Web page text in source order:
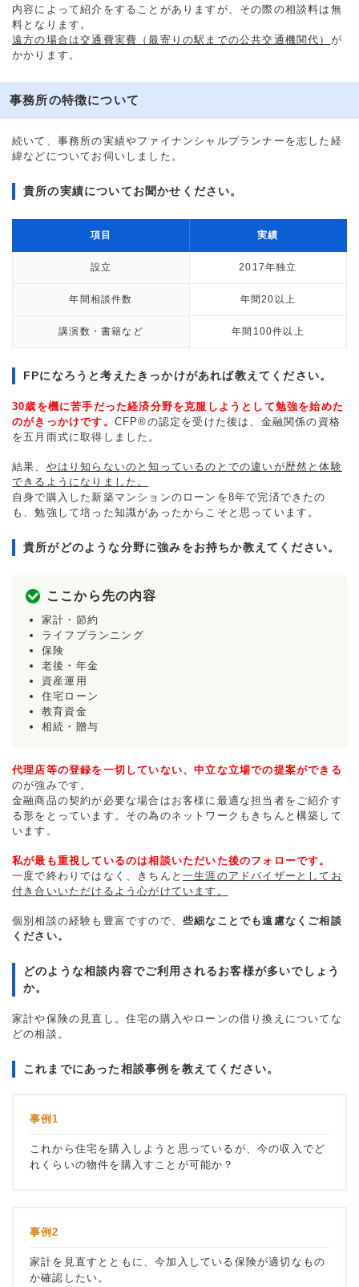
内容によって紹介をすることがありますが、その際の相談料は無
料となります。
遠方の場合は交通費実費（最寄りの駅までの公共交通機関代） が
かかります。
事務所の特徴について
続いて、事務所の実績やファイナンシャルプランナーを志した経
緯などについてお伺いしました。
貴所の実績についてお聞かせください。
項目 実績
設立 2017年独立
年間相談件数 年間20以上
講演数・書籍など 年間100件以上
FPになろうと考えたきっかけがあれば教えてください。
30歳を機に苦手だった経済分野を克服しようとして勉強を始めた
のがきっかけです。 CFP®の認定を受けた後は、金融関係の資格
を五月雨式に取得しました。
結果、 やはり知らないのと知っているのとでの違いが歴然と体験
できるようになりました。
自身で購入した新築マンションのローンを8年で完済できたの
も、勉強して培った知識があったからこそと思っています。
貴所がどのような分野に強みをお持ちか教えてください。
ここから先の内容
家計・節約
ライフプランニング
保険
老後・年金
資産運用
住宅ローン
教育資金
相続・贈与
代理店等の登録を一切していない、中立な立場での提案ができる
のが強みです。
金融商品の契約が必要な場合はお客様に最適な担当者をご紹介す
る形をとっています。その為のネットワークもきちんと構築して
います。
私が最も重視しているのは相談いただいた後のフォローです。
一度で終わりではなく、きちんと 一生涯のアドバイザーとしてお
付き合いいただけるよう心がけています。
個別相談の経験も豊富ですので、 些細なことでも遠慮なくご相談
ください。
どのような相談内容でご利用されるお客様が多いでしょう
か。
家計や保険の見直し。住宅の購入やローンの借り換えについてな
どの相談。
これまでにあった相談事例を教えてください。
事例1
これから住宅を購入しようと思っているが、今の収入でど
れくらいの物件を購入すことが可能か？
事例2
家計を見直すとともに、今加入している保険が適切なもの
か確認したい。